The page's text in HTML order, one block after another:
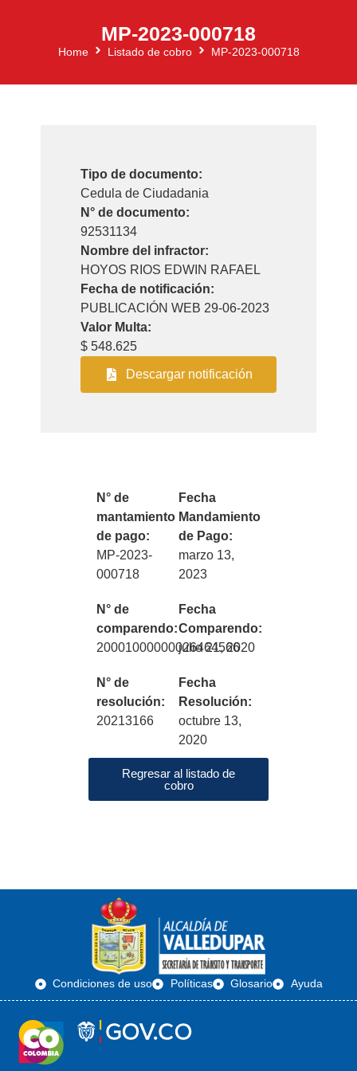
MP-2023-000718
Home Listado de cobro MP-2023-000718
Tipo de documento:
Cedula de Ciudadania
N° de documento:
92531134
Nombre del infractor:
HOYOS RIOS EDWIN RAFAEL
Fecha de notificación:
PUBLICACIÓN WEB 29-06-2023
Valor Multa:
$ 548.625
Descargar notificación
N° de
mantamiento
de pago:
MP-2023-
000718
Fecha
Mandamiento
de Pago:
marzo 13,
2023
N° de
comparendo:
20001000000026464566
Fecha
Comparendo:
julio 21, 2020
N° de
resolución:
20213166
Fecha
Resolución:
octubre 13,
2020
Regresar al listado de
cobro
Condiciones de uso Políticas Glosario Ayuda